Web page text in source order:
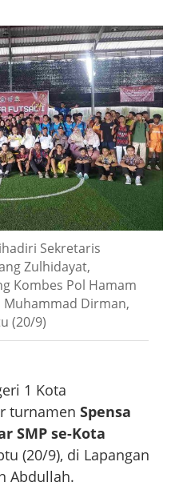
Sekretaris
Zulhidayat,
Kombes Pol Hamam
Muhammad Dirman,
(20/9)
1 Kota
turnamen Spensa
SMP se-Kota
(20/9), di Lapangan
Abdullah.